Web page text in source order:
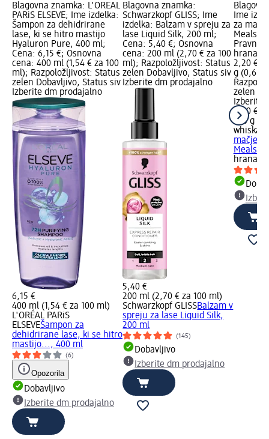
Blagovna znamka: L'ORÉAL
PARiS ELSEVE; Ime izdelka:
Šampon za dehidrirane
lase, ki se hitro mastijo
Hyaluron Pure, 400 ml;
Cena: 6,15 €; Osnovna
cena: 400 ml (1,54 € za 100
ml); Razpoložljivost: Status
zelen Dobavljivo, Status siv
Izberite dm prodajalno
6,15 €
400 ml (1,54 € za 100 ml)
L'ORÉAL PARiS
ELSEVEŠampon za
dehidrirane lase, ki se hitro
mastijo..., 400 ml
(6)
Opozorila
Dobavljivo
Izberite dm prodajalno
Blagovna znamka:
Schwarzkopf GLISS; Ime
izdelka: Balzam v spreju za
lase Liquid Silk, 200 ml;
Cena: 5,40 €; Osnovna
cena: 200 ml (2,70 € za 100
ml); Razpoložljivost: Status
zelen Dobavljivo, Status siv
Izberite dm prodajalno
5,40 €
200 ml (2,70 € za 100 ml)
Schwarzkopf GLISSBalzam v
spreju za lase Liquid Silk,
200 ml
(145)
Dobavljivo
Izberite dm prodajalno
Ime
za
Meals
Pravna
hrana
2,20 €;
g (0,65
zelen
Izberite
2,20 €
340 g
whiskas
mačje
hrana